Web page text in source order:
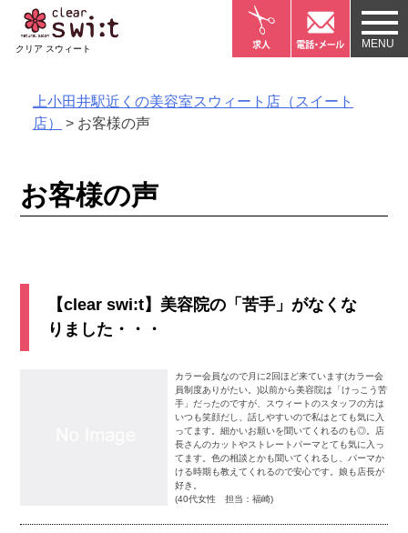
Skip
content
クリア スウィート
上小田井駅近くの美容室スウィート店（スイート
店）
> お客様の声
お客様の声
【clear swi:t】美容院の「苦手」がなくな
りました・・・
カラー会員なので月に2回ほど来ています(カラー会
員制度ありがたい。)以前から美容院は「けっこう苦
手」だったのですが、スウィートのスタッフの方は
いつも笑顔だし、話しやすいので私はとても気に入
ってます。細かいお願いを聞いてくれるのも◎。店
長さんのカットやストレートパーマとても気に入っ
てます。色の相談とかも聞いてくれるし、パーマか
ける時期も教えてくれるので安心です。娘も店長が
好き。
(40代女性 担当：福崎)